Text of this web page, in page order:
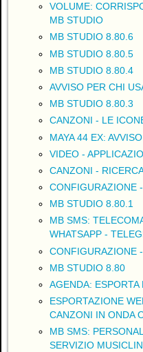
VOLUME:
MB STUDIO
MB STUDIO 8.80.6
MB STUDIO 8.80.5
MB STUDIO 8.80.4
AVVISO PER CHI
MB STUDIO 8.80.3
CANZONI - LE
MAYA 44 EX: AVVISO
VIDEO -
CANZONI -
CONFIGURAZIONE
MB STUDIO 8.80.1
MB SMS:
WHATSAPP -
CONFIGURAZIONE
MB STUDIO 8.80
AGENDA:
ESPORTAZIONE
CANZONI IN ONDA
MB SMS:
SERVIZIO